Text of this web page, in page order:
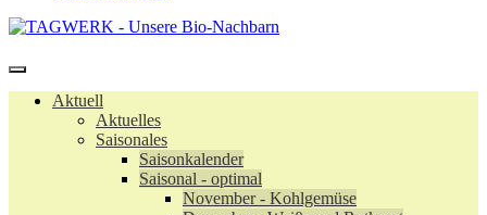
Aktuell
Aktuelles
Saisonales
Saisonkalender
Saisonal - optimal
November - Kohlgemüse